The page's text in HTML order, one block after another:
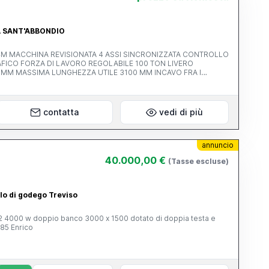
LIVERO
FRA I
contatta vedi di più
annuncio
40.000,00 € (Tasse escluse)
di godego Treviso
Enrico